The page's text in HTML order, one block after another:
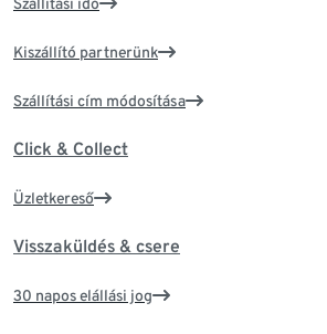
Kiszállító partnerünk
Szállítási cím módosítása
Click & Collect
Üzletkereső
Visszaküldés & csere
30 napos elállási jog